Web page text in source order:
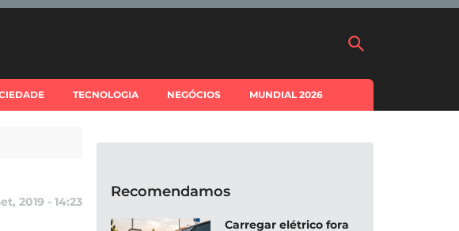
TECNOLOGIA NEGÓCIOS MUNDIAL 2026
2019 - 14:23
Recomendamos
Carregar elétrico fora